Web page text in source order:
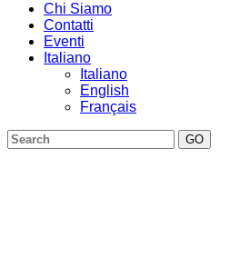
Chi Siamo
Contatti
Eventi
Italiano
Italiano
English
Français
GO